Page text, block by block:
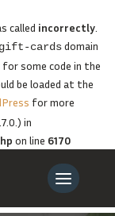
called incorrectly
gift-cardsdomain
some code in the
be loaded at the
for more
in
on line 6170